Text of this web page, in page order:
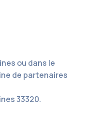
ou dans le
de partenaires
33320.